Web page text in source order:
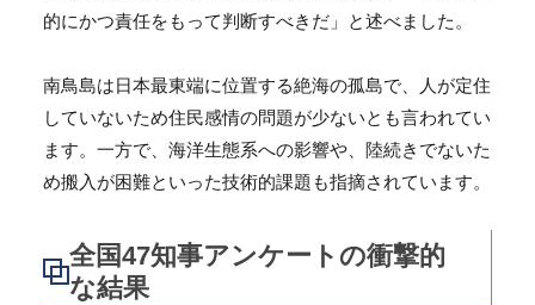
的にかつ責任をもって判断すべきだ」と述べました。
南鳥島は日本最東端に位置する絶海の孤島で、人が定住
していないため住民感情の問題が少ないとも言われてい
ます。一方で、海洋生態系への影響や、陸続きでないた
め搬入が困難といった技術的課題も指摘されています。
全国47知事アンケートの衝撃的
な結果